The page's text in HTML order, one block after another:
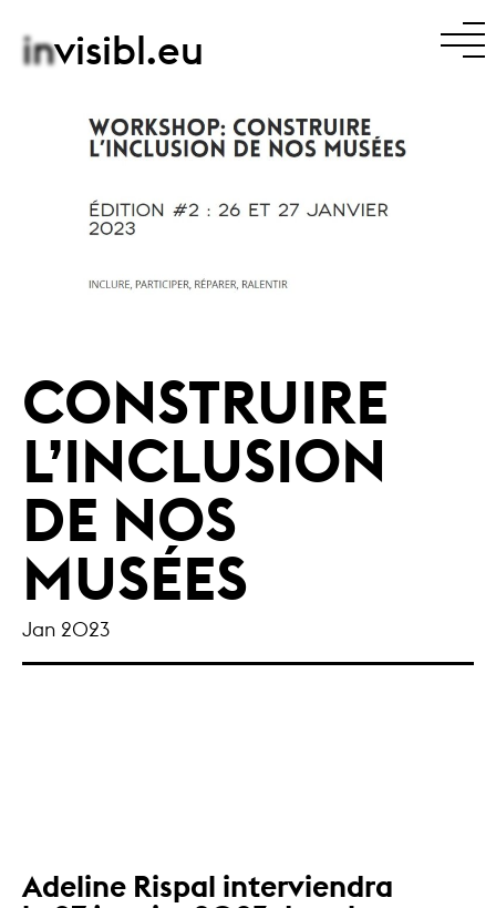
invisibl.eu
CONSTRUIRE
L’INCLUSION
DE NOS
MUSÉES
Jan 2023
Adeline Rispal interviendra